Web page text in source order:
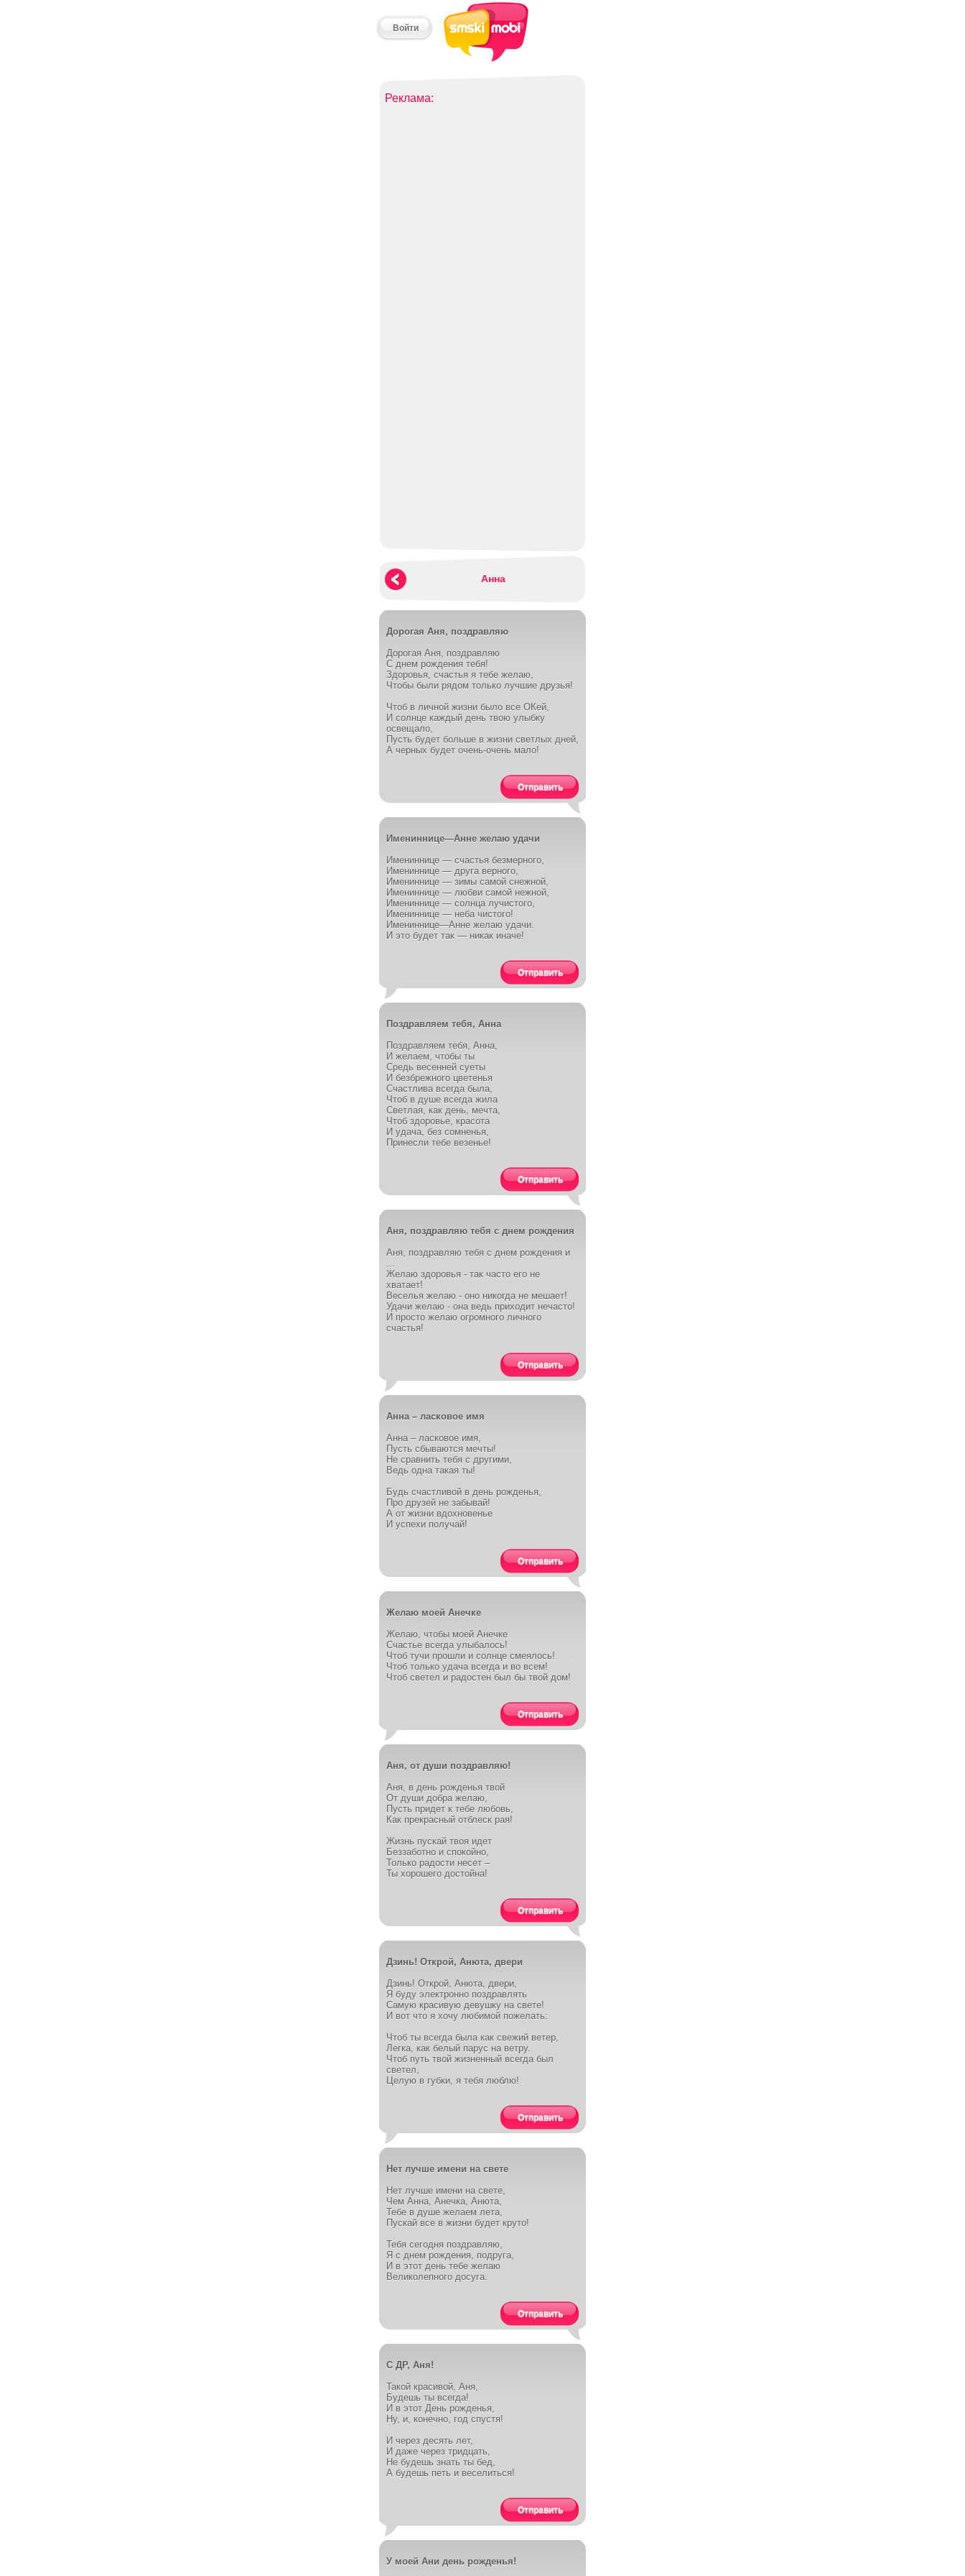
Войти
Реклама:
Анна
Дорогая Аня, поздравляю
Дорогая Аня, поздравляю
С днем рождения тебя!
Здоровья, счастья я тебе желаю,
Чтобы были рядом только лучшие друзья!
Чтоб в личной жизни было все ОКей,
И солнце каждый день твою улыбку
освещало,
Пусть будет больше в жизни светлых дней,
А черных будет очень-очень мало!
Отправить
Имениннице—Анне желаю удачи
Имениннице — счастья безмерного,
Имениннице — друга верного,
Имениннице — зимы самой снежной,
Имениннице — любви самой нежной,
Имениннице — солнца лучистого,
Имениннице — неба чистого!
Имениннице—Анне желаю удачи.
И это будет так — никак иначе!
Отправить
Поздравляем тебя, Анна
Поздравляем тебя, Анна,
И желаем, чтобы ты
Средь весенней суеты
И безбрежного цветенья
Счастлива всегда была,
Чтоб в душе всегда жила
Светлая, как день, мечта,
Чтоб здоровье, красота
И удача, без сомненья,
Принесли тебе везенье!
Отправить
Аня, поздравляю тебя с днем рождения
Аня, поздравляю тебя с днем рождения и
...
Желаю здоровья - так часто его не
хватает!
Веселья желаю - оно никогда не мешает!
Удачи желаю - она ведь приходит нечасто!
И просто желаю огромного личного
счастья!
Отправить
Анна – ласковое имя
Анна – ласковое имя,
Пусть сбываются мечты!
Не сравнить тебя с другими,
Ведь одна такая ты!
Будь счастливой в день рожденья,
Про друзей не забывай!
А от жизни вдохновенье
И успехи получай!
Отправить
Желаю моей Анечке
Желаю, чтобы моей Анечке
Счастье всегда улыбалось!
Чтоб тучи прошли и солнце смеялось!
Чтоб только удача всегда и во всем!
Чтоб светел и радостен был бы твой дом!
Отправить
Аня, от души поздравляю!
Аня, в день рожденья твой
От души добра желаю,
Пусть придет к тебе любовь,
Как прекрасный отблеск рая!
Жизнь пускай твоя идет
Беззаботно и спокойно,
Только радости несет –
Ты хорошего достойна!
Отправить
Дзинь! Открой, Анюта, двери
Дзинь! Открой, Анюта, двери,
Я буду электронно поздравлять
Самую красивую девушку на свете!
И вот что я хочу любимой пожелать:
Чтоб ты всегда была как свежий ветер,
Легка, как белый парус на ветру.
Чтоб путь твой жизненный всегда был
светел,
Целую в губки, я тебя люблю!
Отправить
Нет лучше имени на свете
Нет лучше имени на свете,
Чем Анна, Анечка, Анюта,
Тебе в душе желаем лета,
Пускай все в жизни будет круто!
Тебя сегодня поздравляю,
Я с днем рождения, подруга,
И в этот день тебе желаю
Великолепного досуга.
Отправить
С ДР, Аня!
Такой красивой, Аня,
Будешь ты всегда!
И в этот День рожденья,
Ну, и, конечно, год спустя!
И через десять лет,
И даже через тридцать,
Не будешь знать ты бед,
А будешь петь и веселиться!
Отправить
У моей Ани день рожденья!